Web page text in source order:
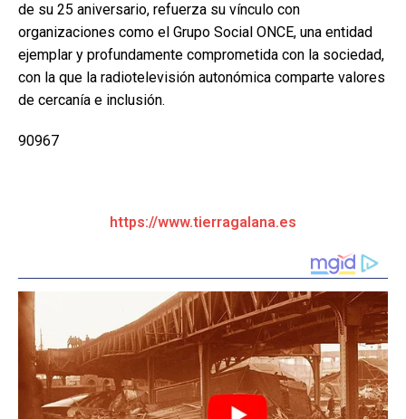
de su 25 aniversario, refuerza su vínculo con
organizaciones como el Grupo Social ONCE, una entidad
ejemplar y profundamente comprometida con la sociedad,
con la que la radiotelevisión autonómica comparte valores
de cercanía e inclusión.
90967
https://www.tierragalana.es